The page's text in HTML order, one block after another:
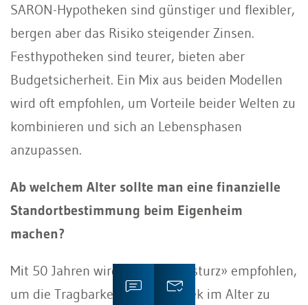
SARON-Hypotheken sind günstiger und flexibler,
bergen aber das Risiko steigender Zinsen.
Festhypotheken sind teurer, bieten aber
Budgetsicherheit. Ein Mix aus beiden Modellen
wird oft empfohlen, um Vorteile beider Welten zu
kombinieren und sich an Lebensphasen
anzupassen.
Ab welchem Alter sollte man eine finanzielle
Standortbestimmung beim Eigenheim
machen?
Mit 50 Jahren wird ein «Kassensturz» empfohlen,
um die Tragbarkeit der Hypothek im Alter zu